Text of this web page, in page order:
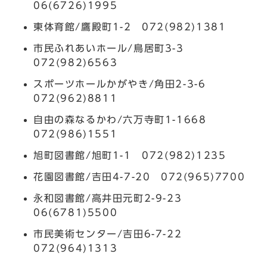
06(6726)1995
東体育館/鷹殿町1-2 072(982)1381
市民ふれあいホール/鳥居町3-3
072(982)6563
スポーツホールかがやき/角田2-3-6
072(962)8811
自由の森なるかわ/六万寺町1-1668
072(986)1551
旭町図書館/旭町1-1 072(982)1235
花園図書館/吉田4-7-20 072(965)7700
永和図書館/高井田元町2-9-23
06(6781)5500
市民美術センター/吉田6-7-22
072(964)1313